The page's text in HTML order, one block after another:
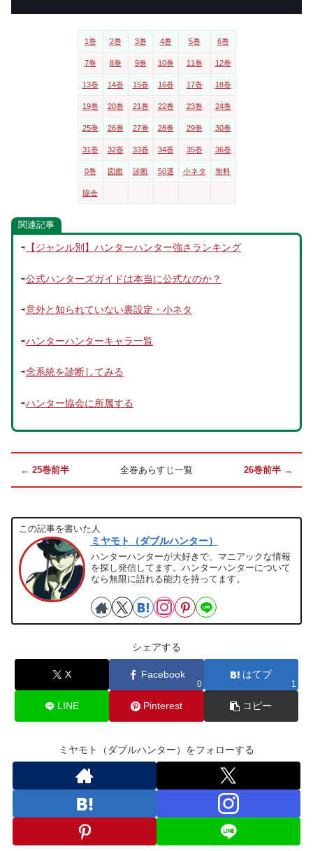
1巻 2巻 3巻 4巻 5巻 6巻
7巻 8巻 9巻 10巻 11巻 12巻
13巻 14巻 15巻 16巻 17巻 18巻
19巻 20巻 21巻 22巻 23巻 24巻
25巻 26巻 27巻 28巻 29巻 30巻
31巻 32巻 33巻 34巻 35巻 36巻
0巻 図鑑 診断 50選 小ネタ 無料
協会
関連記事
⇨ 【ジャンル別】ハンターハンター強さランキング
⇨公式ハンターズガイドは本当に公式なのか？
⇨意外と知られていない裏設定・小ネタ
⇨ハンターハンターキャラ一覧
⇨念系統を診断してみる
⇨ハンター協会に所属する
← 25巻前半 全巻あらすじ一覧 26巻前半 →
この記事を書いた人
ミヤモト（ダブルハンター）
ハンターハンターが大好きで、マニアックな情報
を探し発信してます。ハンターハンターについて
なら無限に語れる能力を持ってます。
シェアする
X Facebook
0
はてブ
1
LINE Pinterest コピー
ミヤモト（ダブルハンター）をフォローする